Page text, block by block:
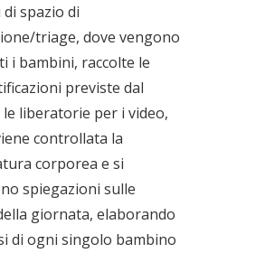
spazio di
triage, dove vengono
i bambini, raccolte le
previste dal
le liberatorie per i video,
controllata la
corporea e si
spiegazioni sulle
giornata, elaborando
di ogni singolo bambino